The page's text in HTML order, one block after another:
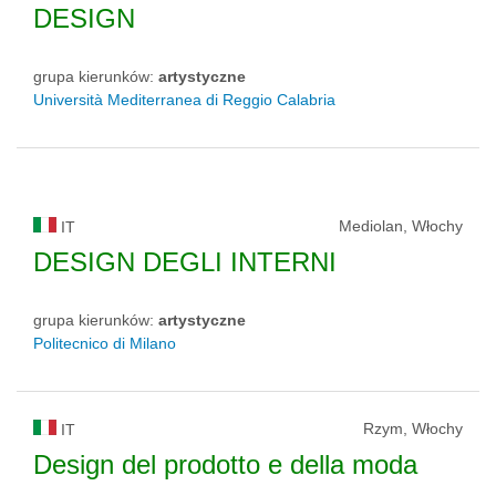
DESIGN
grupa kierunków: artystyczne
Università Mediterranea di Reggio Calabria
IT Mediolan, Włochy
DESIGN DEGLI INTERNI
grupa kierunków: artystyczne
Politecnico di Milano
IT Rzym, Włochy
Design del prodotto e della moda